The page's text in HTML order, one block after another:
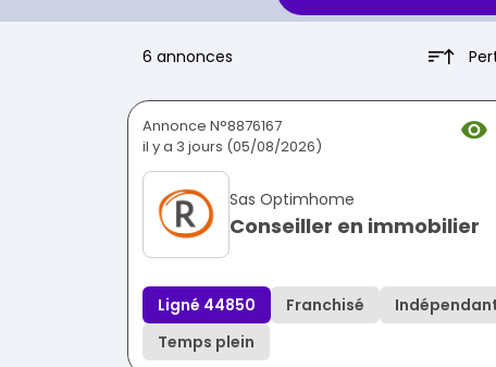
6 annonces
Annonce N°8876167
il y a 3 jours (05/08/2026)
Sas Optimhome
Conseiller en immobilier
Ligné 44850 Franchisé
Temps plein